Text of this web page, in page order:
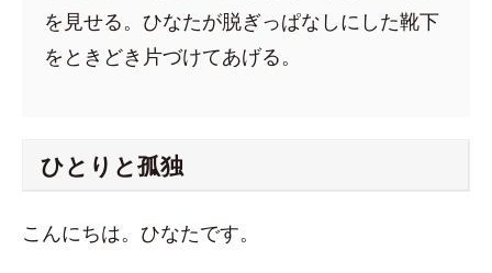
を見せる。ひなたが脱ぎっぱなしにした靴下
をときどき片づけてあげる。
ひとりと孤独
こんにちは。ひなたです。